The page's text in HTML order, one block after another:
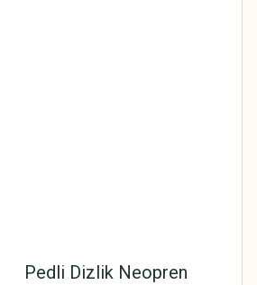
Pedli Dizlik Neopren